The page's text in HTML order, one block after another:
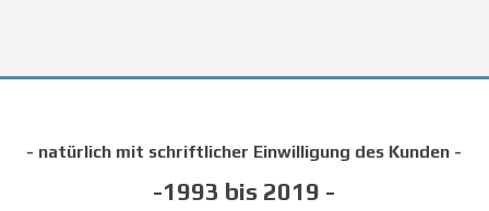
- natürlich mit schriftlicher Einwilligung des Kunden -
-1993 bis 2019 -